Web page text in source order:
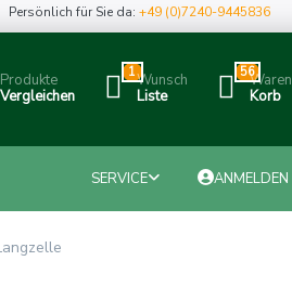
Persönlich für Sie da:+49 (0)7240-9445836
Produkte
Vergleichen
1Wunsch
Liste
56Waren
Korb
SERVICE ANMELDEN